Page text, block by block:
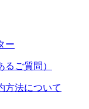
ー
るご質問）
方法について